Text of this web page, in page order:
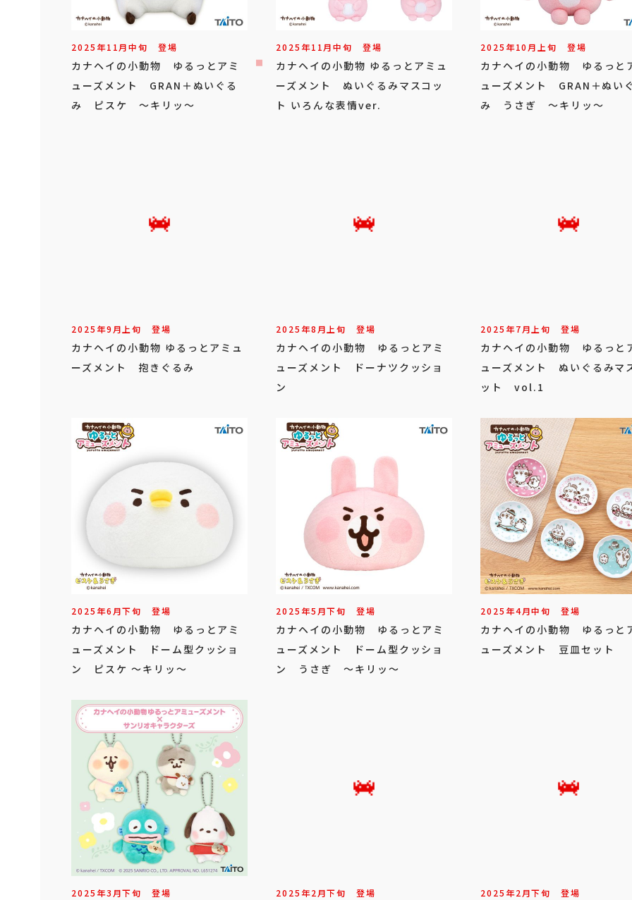
2025年11月中旬 登場
カナヘイの小動物 ゆるっとアミ
ューズメント GRAN＋ぬいぐる
み ピスケ ～キリッ～
2025年11月中旬 登場
カナヘイの小動物 ゆるっとアミュ
ーズメント ぬいぐるみマスコッ
ト いろんな表情ver.
2025年10月上旬 登場
カナヘイの小動物 ゆるっと
ューズメント GRAN＋ぬい
み うさぎ ～キリッ～
2025年9月上旬 登場
カナヘイの小動物 ゆるっとアミュ
ーズメント 抱きぐるみ
2025年8月上旬 登場
カナヘイの小動物 ゆるっとアミ
ューズメント ドーナツクッショ
ン
2025年7月上旬 登場
カナヘイの小動物 ゆるっと
ューズメント ぬいぐるみマ
ット vol.1
2025年6月下旬 登場
カナヘイの小動物 ゆるっとアミ
ューズメント ドーム型クッショ
ン ピスケ ～キリッ～
2025年5月下旬 登場
カナヘイの小動物 ゆるっとアミ
ューズメント ドーム型クッショ
ン うさぎ ～キリッ～
2025年4月中旬 登場
カナヘイの小動物 ゆるっと
ューズメント 豆皿セット
2025年3月下旬 登場 2025年2月下旬 登場 2025年2月下旬 登場